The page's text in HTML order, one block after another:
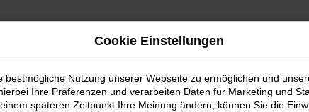
Cookie Einstellungen
bestmögliche Nutzung unserer Webseite zu ermöglichen und
Ihre Präferenzen und verarbeiten Daten für Marketing und
späteren Zeitpunkt Ihre Meinung ändern, können Sie die